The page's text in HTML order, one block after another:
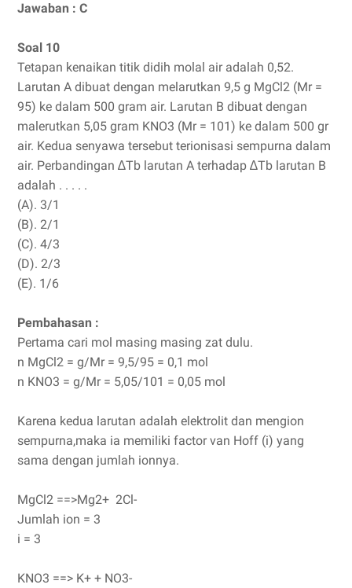
Jawaban : C
Soal 10
Tetapan kenaikan titik didih molal air adalah 0,52.
Larutan A dibuat dengan melarutkan 9,5 g MgCl2 (Mr =
95) ke dalam 500 gram air. Larutan B dibuat dengan
malerutkan 5,05 gram KNO3 (Mr = 101) ke dalam 500 gr
air. Kedua senyawa tersebut terionisasi sempurna dalam
air. Perbandingan ∆Tb larutan A terhadap ∆Tb larutan B
adalah . . . . .
(A). 3/1
(B). 2/1
(C). 4/3
(D). 2/3
(E). 1/6
Pembahasan :
Pertama cari mol masing masing zat dulu.
n MgCl2 = g/Mr = 9,5/95 = 0,1 mol
n KNO3 = g/Mr = 5,05/101 = 0,05 mol
Karena kedua larutan adalah elektrolit dan mengion
sempurna,maka ia memiliki factor van Hoff (i) yang
sama dengan jumlah ionnya.
MgCl2 ==>Mg2+ 2Cl-
Jumlah ion = 3
i = 3
KNO3 ==> K+ + NO3-